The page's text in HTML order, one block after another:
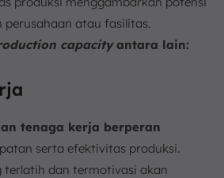
perusahaan atau fasilitas.
capacityantara lain:
tenaga kerja berperan
serta efektivitas produksi.
terlatih dan termotivasi akan